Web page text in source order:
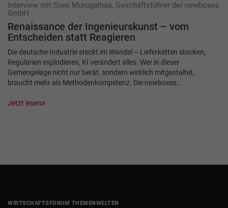
Interview mit Suwi Murugathas, Geschäftsführer der newboxes
GmbH
Renaissance der Ingenieurskunst – vom
Entscheiden statt Reagieren
Die deutsche Industrie steckt im Wandel – Lieferketten stocken,
Regularien explodieren, KI verändert alles. Wer in dieser
Gemengelage nicht nur berät, sondern wirklich mitgestaltet,
braucht mehr als Methodenkompetenz. Die newboxes…
Jetzt lesen
WIRTSCHAFTSFORUM THEMENWELTEN